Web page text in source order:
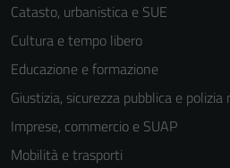
Catasto, urbanistica e SUE
Cultura e tempo libero
Educazione e formazione
Giustizia, sicurezza pubblica e polizia
Imprese, commercio e SUAP
Mobilità e trasporti